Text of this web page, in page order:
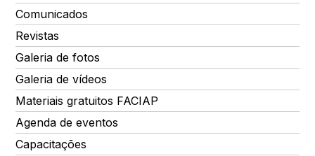
Comunicados
Revistas
Galeria de fotos
Galeria de vídeos
Materiais gratuitos FACIAP
Agenda de eventos
Capacitações